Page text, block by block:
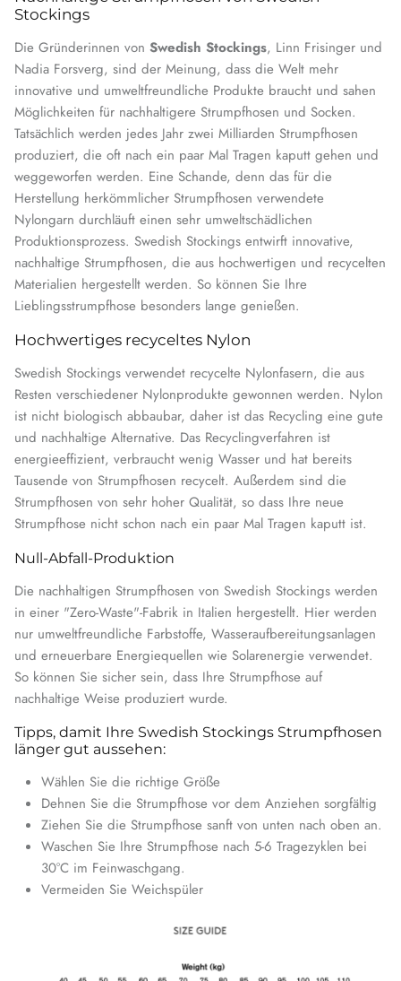
Stockings
Die Gründerinnen von Swedish Stockings, Linn Frisinger und
Nadia Forsverg, sind der Meinung, dass die Welt mehr
innovative und umweltfreundliche Produkte braucht und sahen
Möglichkeiten für nachhaltigere Strumpfhosen und Socken.
Tatsächlich werden jedes Jahr zwei Milliarden Strumpfhosen
produziert, die oft nach ein paar Mal Tragen kaputt gehen und
weggeworfen werden. Eine Schande, denn das für die
Herstellung herkömmlicher Strumpfhosen verwendete
Nylongarn durchläuft einen sehr umweltschädlichen
Produktionsprozess. Swedish Stockings entwirft innovative,
nachhaltige Strumpfhosen, die aus hochwertigen und recycelten
Materialien hergestellt werden. So können Sie Ihre
Lieblingsstrumpfhose besonders lange genießen.
Hochwertiges recyceltes Nylon
Swedish Stockings verwendet recycelte Nylonfasern, die aus
Resten verschiedener Nylonprodukte gewonnen werden. Nylon
ist nicht biologisch abbaubar, daher ist das Recycling eine gute
und nachhaltige Alternative. Das Recyclingverfahren ist
energieeffizient, verbraucht wenig Wasser und hat bereits
Tausende von Strumpfhosen recycelt. Außerdem sind die
Strumpfhosen von sehr hoher Qualität, so dass Ihre neue
Strumpfhose nicht schon nach ein paar Mal Tragen kaputt ist.
Null-Abfall-Produktion
Die nachhaltigen Strumpfhosen von Swedish Stockings werden
in einer "Zero-Waste"-Fabrik in Italien hergestellt. Hier werden
nur umweltfreundliche Farbstoffe, Wasseraufbereitungsanlagen
und erneuerbare Energiequellen wie Solarenergie verwendet.
So können Sie sicher sein, dass Ihre Strumpfhose auf
nachhaltige Weise produziert wurde.
Tipps, damit Ihre Swedish Stockings Strumpfhosen
länger gut aussehen:
Wählen Sie die richtige Größe
Dehnen Sie die Strumpfhose vor dem Anziehen sorgfältig
Ziehen Sie die Strumpfhose sanft von unten nach oben an.
Waschen Sie Ihre Strumpfhose nach 5-6 Tragezyklen bei
30°C im Feinwaschgang.
Vermeiden Sie Weichspüler